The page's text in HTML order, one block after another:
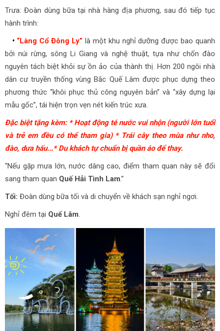
Trưa: Đoàn dùng bữa tại nhà hàng địa phương, sau đó tiếp tục
hành trình:
• “Làng Cổ Đông Ly” là một khu nghỉ dưỡng được bao quanh
bởi núi rừng, sông Li Giang và nghệ thuật, tựa như chốn đào
nguyên tách biệt khỏi sự ồn ảo của thành thị. Hơn 200 ngôi nhà
dân cư truyền thống vùng Bắc Quế Lâm được phục dựng theo
phương thức “khôi phục thủ công nguyên bản” và “xây dựng lại
mẫu gốc”, tái hiện trọn vẹn nét kiến trúc xưa.
Đặc biệt tặng kèm: * Hoạt động té nước vui nhộn (người lớn tuổi
và trẻ em đều có thể tham gia) * Trái cây theo mùa như nho,
đào, dưa hấu...* Du khách tự chuẩn bị quần áo để thay.
“Nếu gặp mưa lớn, nước dâng cao, điểm tham quan này sẽ đổi
sang tham quan Quế Hải Tình Lam.”
Tối: Đoàn dùng bữa tối và di chuyển về khách sạn nghỉ ngơi.
Nghỉ đêm tại Quế Lâm.